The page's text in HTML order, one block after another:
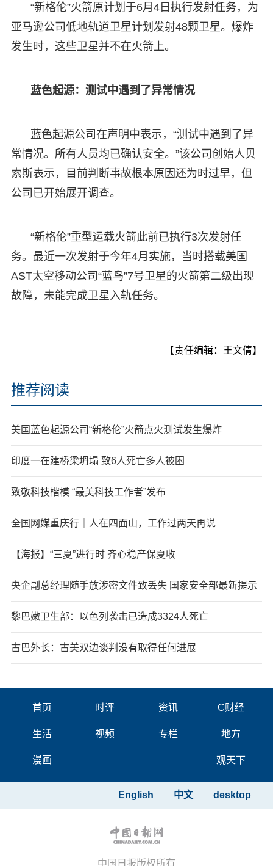
“新格伦”火箭原计划于6月4日执行发射任务，为
亚马逊公司低地轨道卫星计划发射48颗卫星。爆炸
发生时，这些卫星并不在火箭上。
蓝色起源：测试中遇到了异常情况
蓝色起源公司在声明中表示，“测试中遇到了异
常情况。所有人员均已确认安全。”该公司创始人贝
索斯表示，目前判断事故根本原因还为时过早，但
公司已开始展开调查。
“新格伦”重型运载火箭此前已执行3次发射任
务。最近一次发射于今年4月实施，当时搭载美国
AST太空移动公司“蓝鸟”7号卫星的火箭第二级出现
故障，未能完成卫星入轨任务。
【责任编辑：王文倩】
推荐阅读
美国蓝色起源公司“新格伦”火箭点火测试发生爆炸
印度一在建桥梁坍塌 致6人死亡多人被困
致敬科技楷模 “最美科技工作者”发布
全国网媒重庆行｜人在四面山，工作过两天再说
【海报】“三夏”进行时 齐心稳产保夏收
央企副总经理随手放涉密文件致丢失 国家安全部最新提示
黎巴嫩卫生部：以色列袭击已造成3324人死亡
古巴外长：古美双边谈判没有取得任何进展
首页 时评 资讯 C财经
生活 视频 专栏 地方
漫画 观天下
desktop
中文
English
中国日报版权所有